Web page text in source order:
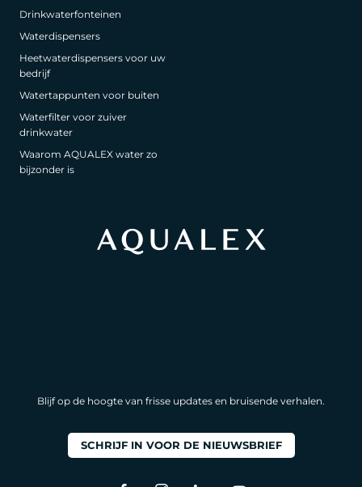
Drinkwaterfonteinen
Waterdispensers
Heetwaterdispensers voor uw
bedrijf
Watertappunten voor buiten
Waterfilter voor zuiver
drinkwater
Waarom AQUALEX water zo
bijzonder is
Blijf op de hoogte van frisse updates en bruisende verhalen.
SCHRIJF IN VOOR DE NIEUWSBRIEF